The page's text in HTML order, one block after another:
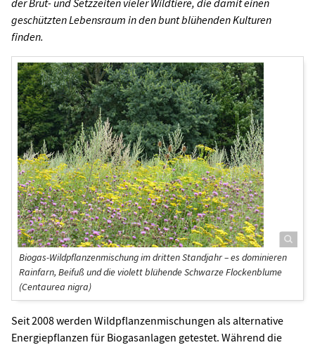
geschützten Lebensraum in den bunt blühenden Kulturen
finden.
Biogas-Wildpflanzenmischung im dritten Standjahr – es dominieren
Rainfarn, Beifuß und die violett blühende Schwarze Flockenblume
(Centaurea nigra)
Seit 2008 werden Wildpflanzenmischungen als alternative
Energiepflanzen für Biogasanlagen getestet. Während die